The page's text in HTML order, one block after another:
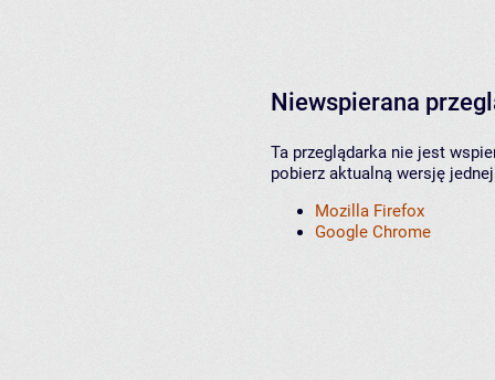
Niewspierana
Ta przeglądarka nie jest
pobierz aktualną wersję
Mozilla Firefox
Google Chrome